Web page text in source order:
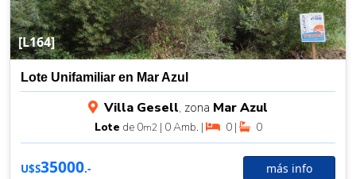
[L164]
Lote Unifamiliar en Mar Azul
Villa Gesell, zona Mar Azul
Lote de 0m2 | 0 Amb. | 0 | 0
U$S35000.- más info